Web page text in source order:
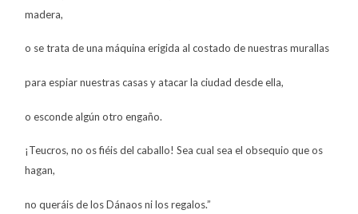
madera,
o se trata de una máquina erigida al costado de nuestras murallas
para espiar nuestras casas y atacar la ciudad desde ella,
o esconde algún otro engaño.
¡Teucros, no os fiéis del caballo! Sea cual sea el obsequio que os
hagan,
no queráis de los Dánaos ni los regalos.”